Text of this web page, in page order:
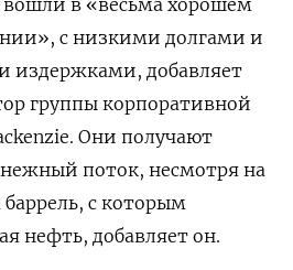
в «весьма хорошем
с низкими долгами и
издержками, добавляет
группы корпоративной
Они получают
поток, несмотря на
с которым
нефть, добавляет он.